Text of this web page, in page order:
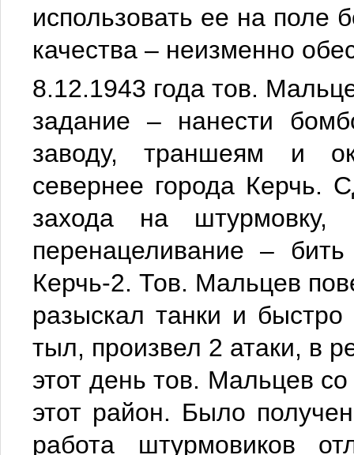
использовать ее на поле
качества – неизменно
8.12.1943 года тов.
задание – нанести
заводу, траншеям и
севернее города Керчь.
захода на штурмовку,
перенацеливание –
Керчь-2. Тов. Мальцев
разыскал танки и
тыл, произвел 2 атаки, в
этот день тов. Мальцев
этот район. Было
работа штурмовиков